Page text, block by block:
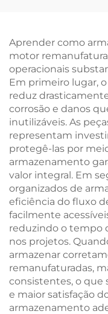
Mercedes
Aprender como
motor
operacionais
Em primeiro lugar,
reduz
corrosão e danos
inutilizáveis. As
representam
protegê-las por
armazenamento
valor integral. Em
organizados de
eficiência do fluxo
facilmente
reduzindo o tempo
nos projetos.
armazenar
remanufaturadas,
consistentes, o que
e maior satisfação
armazenamento